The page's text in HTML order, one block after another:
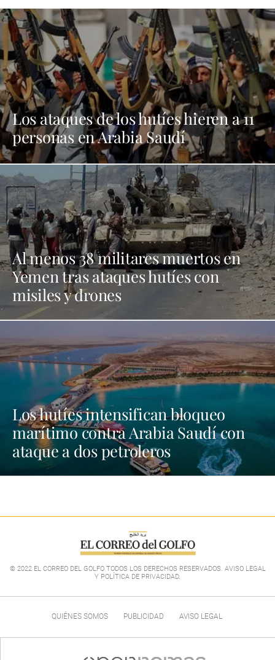
Los ataques de los hutíes hieren a 11
personas en Arabia Saudí
Al menos 38 militares muertos en
Yemen tras ataques hutíes con
misiles y drones
Los hutíes intensifican bloqueo
marítimo contra Arabia Saudí con
ataque a dos petroleros
© 2022 EL CORREO DEL GOLFO TODOS LOS DERECHOS RESERVADOS. AVISO LEGAL
Y POLÍTICA DE PRIVACIDAD.
QUIÉNES SOMOS PUBLICIDAD AVISO LEGAL